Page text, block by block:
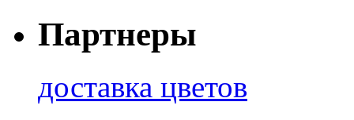
Партнеры
доставка цветов